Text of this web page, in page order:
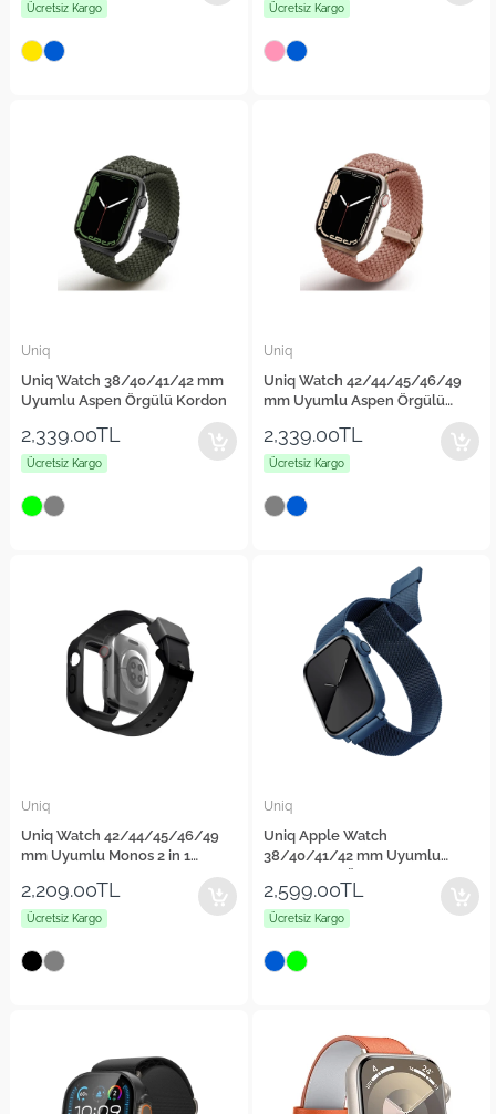
Ücretsiz Kargo Ücretsiz Kargo
Uniq
Uniq Watch 38/40/41/42 mm
Uyumlu Aspen Örgülü Kordon
2,339.00TL
Ücretsiz Kargo
Uniq
Uniq Watch 42/44/45/46/49
mm Uyumlu Aspen Örgülü
2,339.00TL
Ücretsiz Kargo
Uniq
Uniq Watch 42/44/45/46/49
mm Uyumlu Monos 2 in 1
2,209.00TL
Ücretsiz Kargo
Uniq
Uniq Apple Watch
38/40/41/42 mm Uyumlu
2,599.00TL
Ücretsiz Kargo